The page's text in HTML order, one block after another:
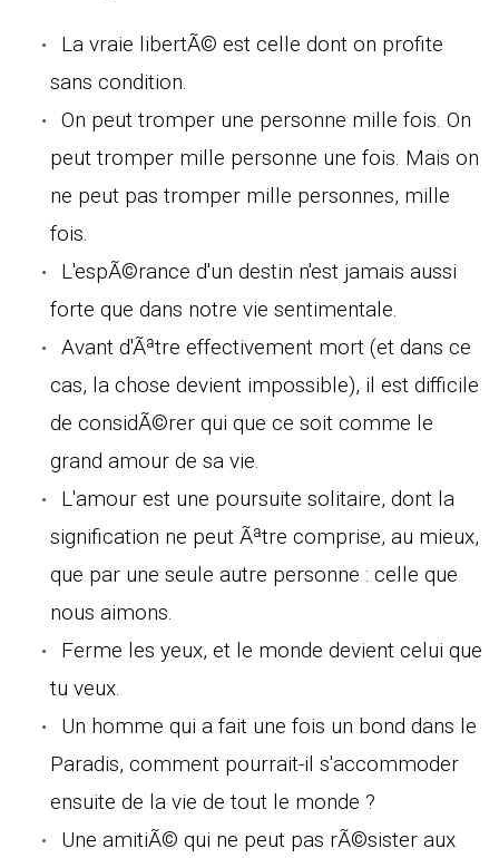
La vraie libertÃ© est celle dont on profite
sans condition.
On peut tromper une personne mille fois. On
peut tromper mille personne une fois. Mais on
ne peut pas tromper mille personnes, mille
fois.
L'espÃ©rance d'un destin n'est jamais aussi
forte que dans notre vie sentimentale.
Avant d'Ãªtre effectivement mort (et dans ce
cas, la chose devient impossible), il est difficile
de considÃ©rer qui que ce soit comme le
grand amour de sa vie.
L'amour est une poursuite solitaire, dont la
signification ne peut Ãªtre comprise, au mieux,
que par une seule autre personne : celle que
nous aimons.
Ferme les yeux, et le monde devient celui que
tu veux.
Un homme qui a fait une fois un bond dans le
Paradis, comment pourrait-il s'accommoder
ensuite de la vie de tout le monde ?
Une amitiÃ© qui ne peut pas rÃ©sister aux